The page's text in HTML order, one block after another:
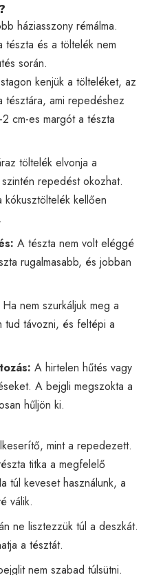
háziasszony rémálma.
tészta és a töltelék nem
során.
kenjük a tölteléket, az
tésztára, ami repedéshez
cm-es margót a tészta
töltelék elvonja a
repedést okozhat.
kellően
A tészta nem volt eléggé
rugalmasabb, és jobban
Ha nem szurkáljuk meg a
távozni, és feltépi a
A hirtelen hűtés vagy
A bejgli megszokta a
hűljön ki.
mint a repedezett.
titka a megfelelő
túl keveset használunk, a
válik.
ne lisztezzük túl a deszkát.
a tésztát.
nem szabad túlsütni.